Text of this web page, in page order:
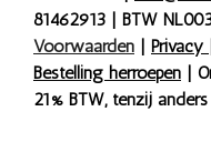
81462913 | BTW
Voorwaarden | Privacy
Bestelling herroepen |
21% BTW, tenzij